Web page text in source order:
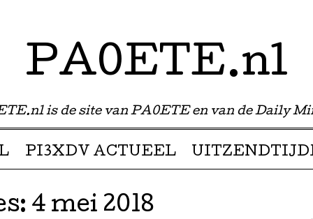
PA0ETE.nl
is de site van PA0ETE en van de Daily
PI3XDV ACTUEEL
4 mei 2018